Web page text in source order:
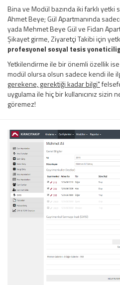
Bina ve Modül bazında iki farklı yetki
Ahmet Beye; Gül Apartmanında
yada Mehmet Beye Gül ve Fidan
Şikayet girme, Ziyaretçi Takibi için
profesyonel sosyal tesis
Yetkilendirme ile bir önemli özellik
modül olursa olsun sadece kendi ile
gerekene, gerektiği kadar bilgi"
uygulama ile hiç bir kullanıcınız sizin ne
göremez!